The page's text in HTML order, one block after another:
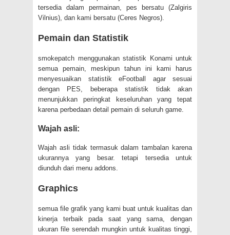
tersedia dalam permainan, pes bersatu (Zalgiris
Vilnius), dan kami bersatu (Ceres Negros).
Pemain dan Statistik
smokepatch menggunakan statistik Konami untuk
semua pemain, meskipun tahun ini kami harus
menyesuaikan statistik eFootball agar sesuai
dengan PES, beberapa statistik tidak akan
menunjukkan peringkat keseluruhan yang tepat
karena perbedaan detail pemain di seluruh game.
Wajah asli:
Wajah asli tidak termasuk dalam tambalan karena
ukurannya yang besar. tetapi tersedia untuk
diunduh dari menu addons.
Graphics
semua file grafik yang kami buat untuk kualitas dan
kinerja terbaik pada saat yang sama, dengan
ukuran file serendah mungkin untuk kualitas tinggi,